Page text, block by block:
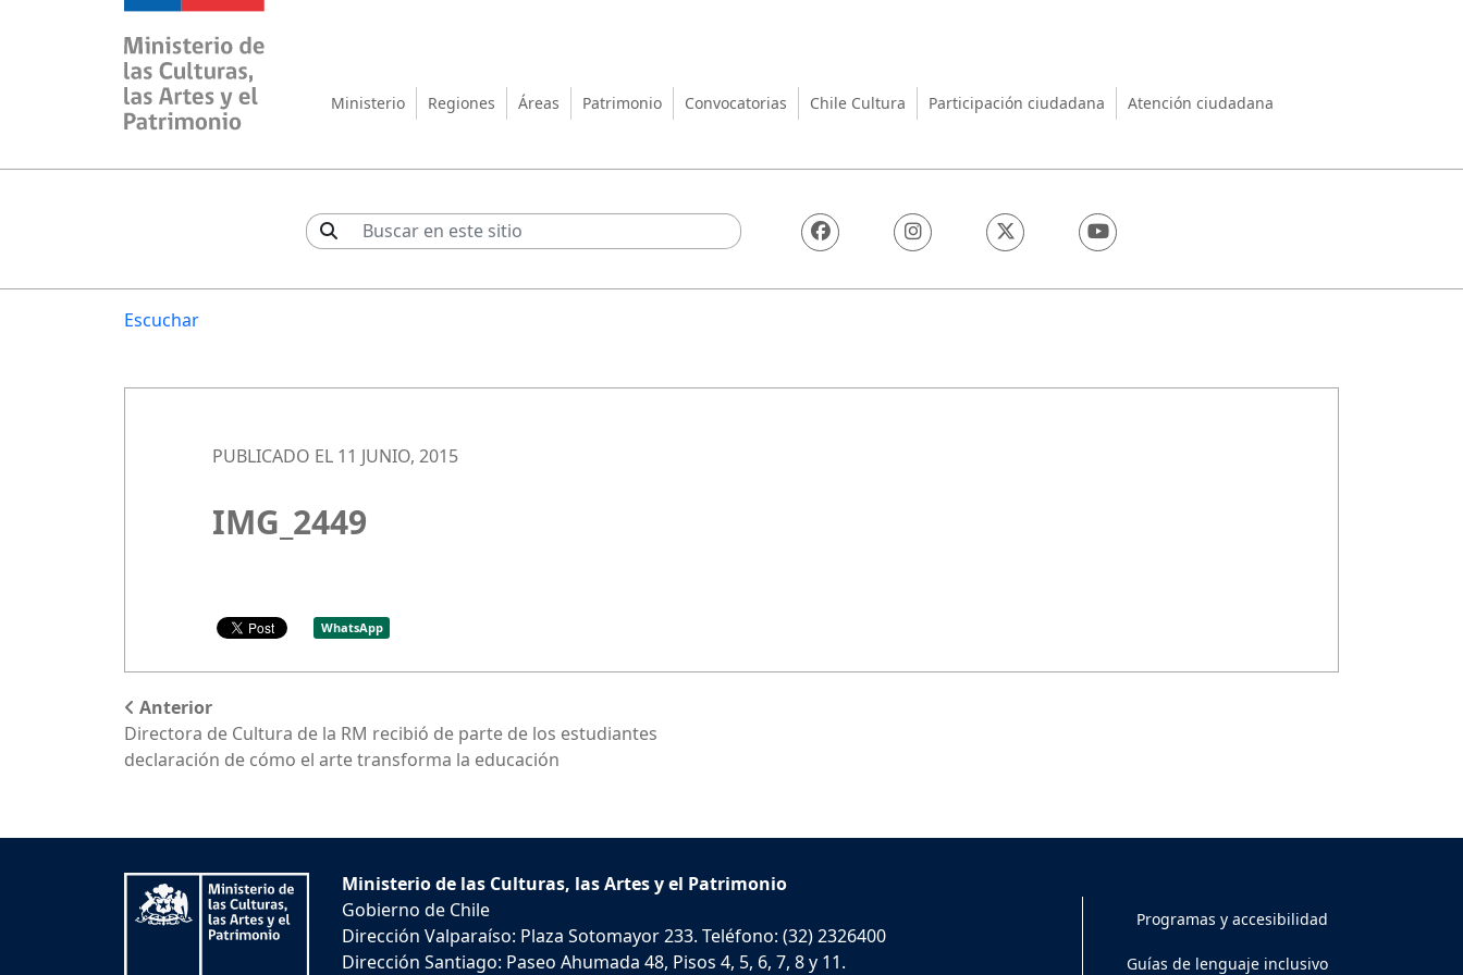
Ministerio de las Culturas, las Artes y el Patrimonio
Ministerio Regiones Áreas Patrimonio Convocatorias Chile Cultura Participación ciudadana Atención ciudadana
Escuchar
PUBLICADO EL 11 JUNIO, 2015
IMG_2449
WhatsApp
Anterior
Directora de Cultura de la RM recibió de parte de los estudiantes
declaración de cómo el arte transforma la educación
Ministerio de las Culturas, las Artes y el Patrimonio
Gobierno de Chile
Dirección Valparaíso: Plaza Sotomayor 233. Teléfono: (32) 2326400
Dirección Santiago: Paseo Ahumada 48, Pisos 4, 5, 6, 7, 8 y 11.
Programas y accesibilidad
Guías de lenguaje inclusivo